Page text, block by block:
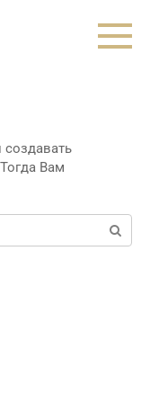
Вам